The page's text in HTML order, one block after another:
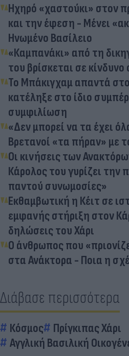
Ηχηρό «χαστούκι» στον
και την έφεση - Μένει
Ηνωμένο Βασίλειο
«Καμπανάκι» από τη
του βρίσκεται σε
Το Μπάκιγχαμ απαντά
κατέληξε στο ίδιο
συμφιλίωση
«Δεν μπορεί να τα έχει
Βρετανοί «τα πήραν» με
Οι κινήσεις των
Κάρολος του γυρίζει την
παντού συνωμοσίες»
Εκθαμβωτική η Κέιτ σε
εμφανής στήριξη στον
δηλώσεις του Χάρι
Ο άνθρωπος που
στα Ανάκτορα - Ποια η
Διάβασε περισσότερα
Κόσμος
Πρίγκιπας Χάρι
Αγγλική Βασιλική